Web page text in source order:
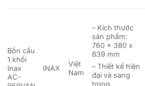
Bồn cầu
1 khối
Inax
AC-
INAX
Việt
Nam
– Kích thước
sản phẩm:
760 x 380 x
639 mm
– Thiết kế hiện
đại và sang
trọng.